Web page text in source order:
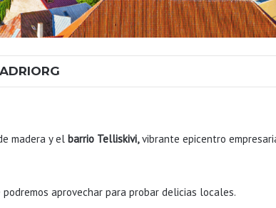
madera y el barrio Telliskivi,vibrante epicentro
podremos aprovechar para probar delicias locales.